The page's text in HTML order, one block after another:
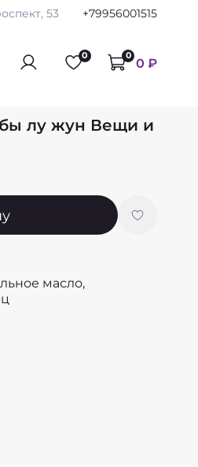
53 +79956001515
0 0 0 ₽
лу жун Вещи и
масло,